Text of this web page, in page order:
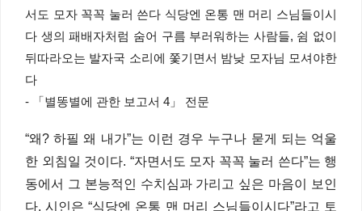
서도 모자 꼭꼭 눌러 쓴다 식당엔 온통 맨 머리 스님들이시
다 생의 패배자처럼 숨어 구름 부러워하는 사람들, 쉼 없이
뒤따라오는 발자국 소리에 쫓기면서 밤낮 모자님 모셔야한
다
- 「별똥별에 관한 보고서 4」 전문
“왜? 하필 왜 내가”는 이런 경우 누구나 묻게 되는 억울
한 외침일 것이다. “자면서도 모자 꼭꼭 눌러 쓴다”는 행
동에서 그 본능적인 수치심과 가리고 싶은 마음이 보인
다. 시인은 “식당엔 온통 맨 머리 스님들이시다”라고 토